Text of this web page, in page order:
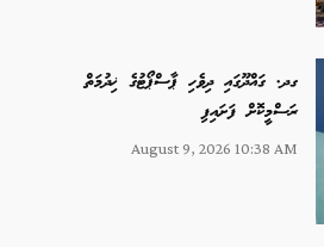
ގދ. ގައްދޫގައި ދިވެހި ޕާސްޕޯޓުގެ ޚިދުމަތް
ރަސްމީކޮށް ފަށައިފި
August 9, 2026 10:38 AM